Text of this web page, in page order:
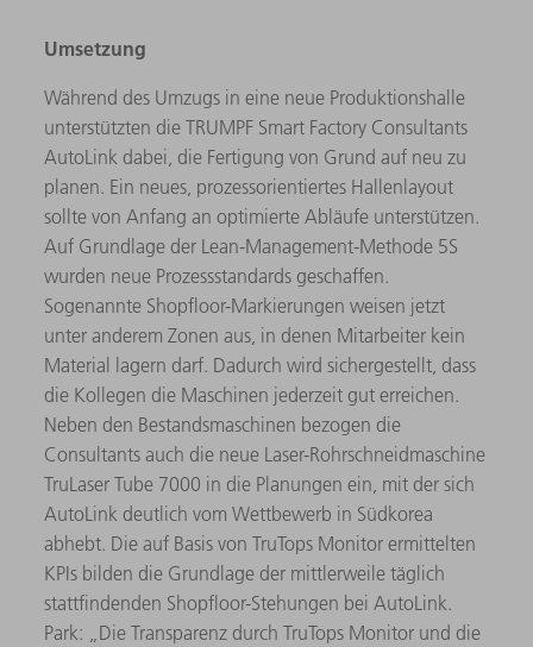
Umsetzung
Während des Umzugs in eine neue Produktionshalle
unterstützten die TRUMPF Smart Factory Consultants
AutoLink dabei, die Fertigung von Grund auf neu zu
planen. Ein neues, prozessorientiertes Hallenlayout
sollte von Anfang an optimierte Abläufe unterstützen.
Auf Grundlage der Lean-Management-Methode 5S
wurden neue Prozessstandards geschaffen.
Sogenannte Shopfloor-Markierungen weisen jetzt
unter anderem Zonen aus, in denen Mitarbeiter kein
Material lagern darf. Dadurch wird sichergestellt, dass
die Kollegen die Maschinen jederzeit gut erreichen.
Neben den Bestandsmaschinen bezogen die
Consultants auch die neue Laser-Rohrschneidmaschine
TruLaser Tube 7000 in die Planungen ein, mit der sich
AutoLink deutlich vom Wettbewerb in Südkorea
abhebt. Die auf Basis von TruTops Monitor ermittelten
KPIs bilden die Grundlage der mittlerweile täglich
stattfindenden Shopfloor-Stehungen bei AutoLink.
Park: „Die Transparenz durch TruTops Monitor und die